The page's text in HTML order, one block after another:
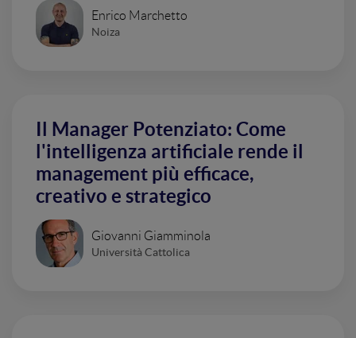
Enrico Marchetto
Noiza
Il Manager Potenziato: Come
l'intelligenza artificiale rende il
management più efficace,
creativo e strategico
Giovanni Giamminola
Università Cattolica